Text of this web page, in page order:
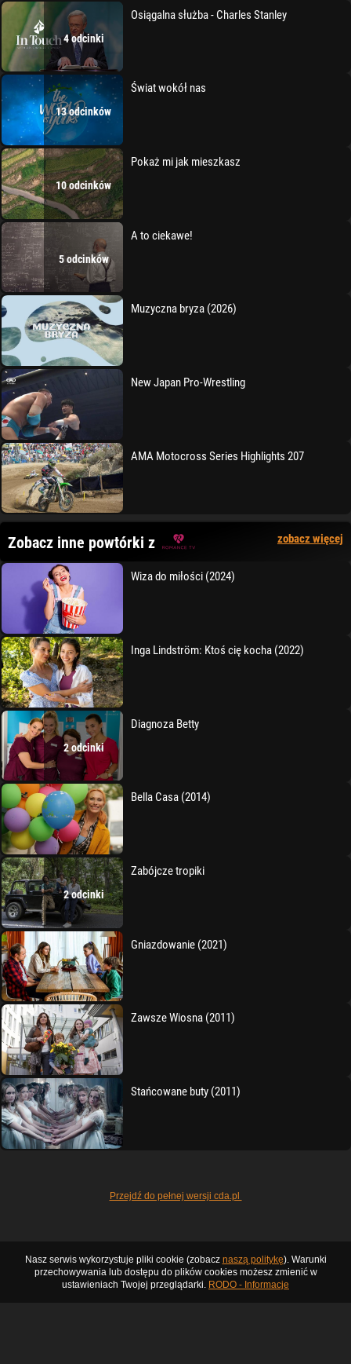
4 odcinki
Osiągalna służba - Charles Stanley
13 odcinków
Świat wokół nas
10 odcinków
Pokaż mi jak mieszkasz
5 odcinków
A to ciekawe!
Muzyczna bryza (2026)
New Japan Pro-Wrestling
AMA Motocross Series Highlights 207
Zobacz inne powtórki z zobacz więcej
Wiza do miłości (2024)
Inga Lindström: Ktoś cię kocha (2022)
2 odcinki
Diagnoza Betty
Bella Casa (2014)
2 odcinki
Zabójcze tropiki
Gniazdowanie (2021)
Zawsze Wiosna (2011)
Stańcowane buty (2011)
Przejdź do pełnej wersji cda.pl
Nasz serwis wykorzystuje pliki cookie (zobacz naszą politykę). Warunki
przechowywania lub dostępu do plików cookies możesz zmienić w
ustawieniach Twojej przeglądarki. RODO - Informacje